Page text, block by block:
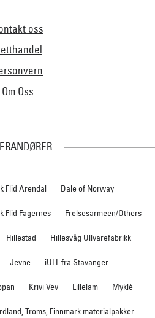
oss
Om Oss
Flid Arendal Dale of Norway
Flid Fagernes Frelsesarmeen/Others
Hillestad Hillesvåg Ullvarefabrikk
Jevne iULL fra Stavanger
Krivi Vev Lillelam Myklé
Troms, Finnmark materialpakker